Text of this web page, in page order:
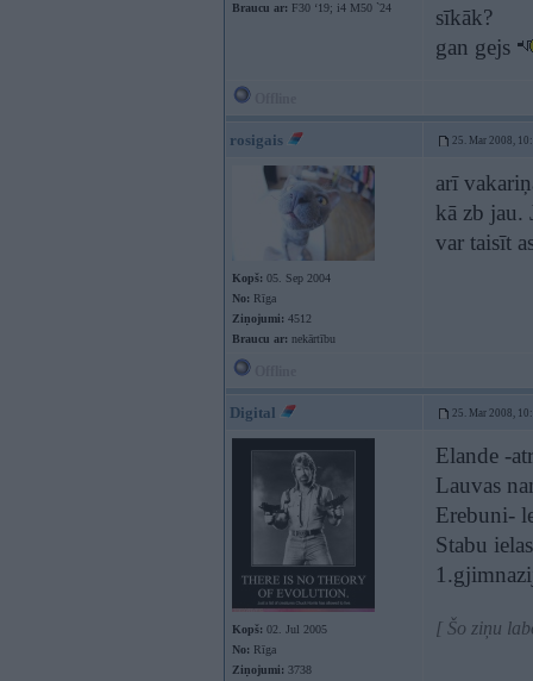
Braucu ar: F30 ‘19; i4 M50 `24
sīkāk?
gan gejs
rosigais 25. Mar 2008,
Kopš: 05. Sep 2004
No: Rīga
Ziņojumi: 4512
Braucu ar: nekārtību
arī
kā zb jau.
var taisīt
Digital 25. Mar 2008,
Kopš: 02. Jul 2005
No: Rīga
Ziņojumi: 3738
Elande -
Lauvas
Erebuni-
Stabu
[ Šo ziņu